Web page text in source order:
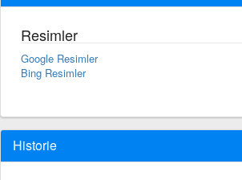
Resimler
Google Resimler
Bing Resimler
Historie